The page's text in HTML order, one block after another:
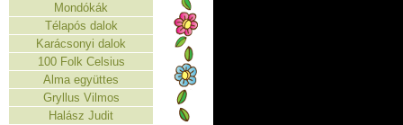
Mondókák
Télapós dalok
Karácsonyi dalok
100 Folk Celsius
Alma együttes
Gryllus Vilmos
Halász Judit